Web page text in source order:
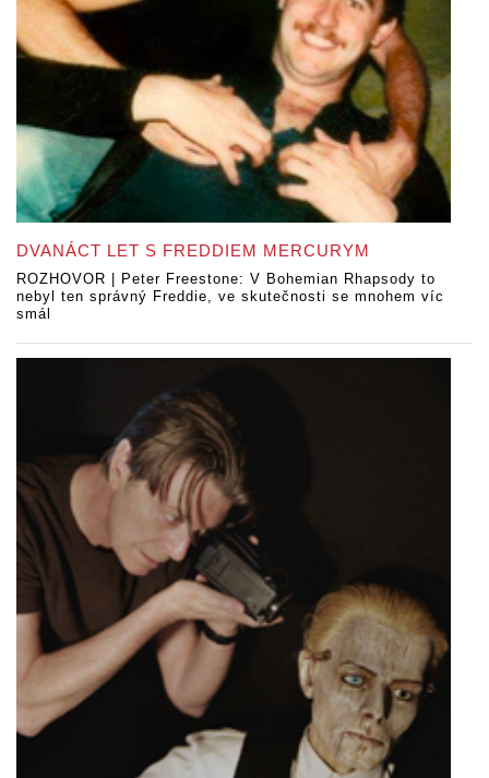
DVANÁCT LET S FREDDIEM MERCURYM
ROZHOVOR | Peter Freestone: V Bohemian Rhapsody to
nebyl ten správný Freddie, ve skutečnosti se mnohem víc
smál